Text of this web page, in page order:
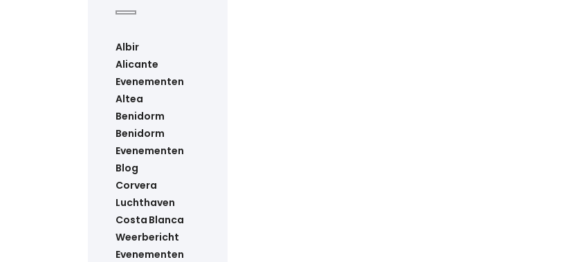
Albir
Alicante
Evenementen
Altea
Benidorm
Benidorm
Evenementen
Blog
Corvera
Luchthaven
Costa Blanca
Weerbericht
Evenementen